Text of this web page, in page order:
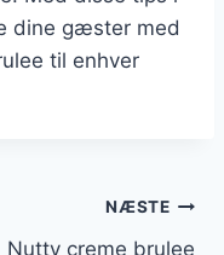
dine gæster med
til enhver
NÆSTE
Nutty creme brulee